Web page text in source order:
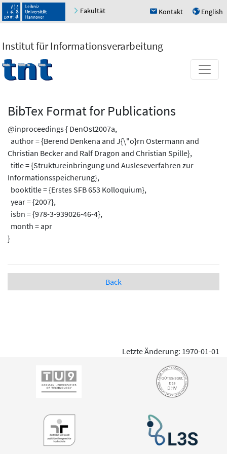
Fakultät h Kontakt u English
Institut für Informationsverarbeitung
BibTex Format for Publications
@inproceedings { DenOst2007a,
author = {Berend Denkena and J{\"o}rn Ostermann and
Christian Becker and Ralf Dragon and Christian Spille},
title = {Struktureinbringung und Ausleseverfahren zur
Informationsspeicherung},
booktitle = {Erstes SFB 653 Kolloquium},
year = {2007},
isbn = {978-3-939026-46-4},
month = apr
}
Back
Letzte Änderung: 1970-01-01